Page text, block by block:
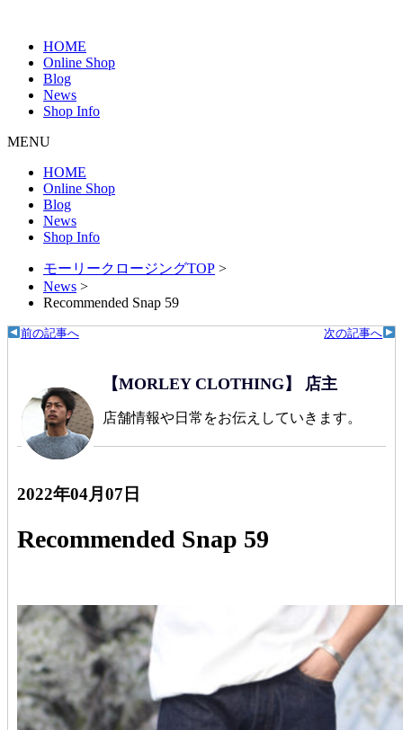
HOME
Online Shop
Blog
News
Shop Info
MENU
HOME
Online Shop
Blog
News
Shop Info
モーリークロージングTOP >
News >
Recommended Snap 59
次の記事へ
前の記事へ
【MORLEY CLOTHING】 店主
店舗情報や日常をお伝えしていきます。
2022年04月07日
Recommended Snap 59